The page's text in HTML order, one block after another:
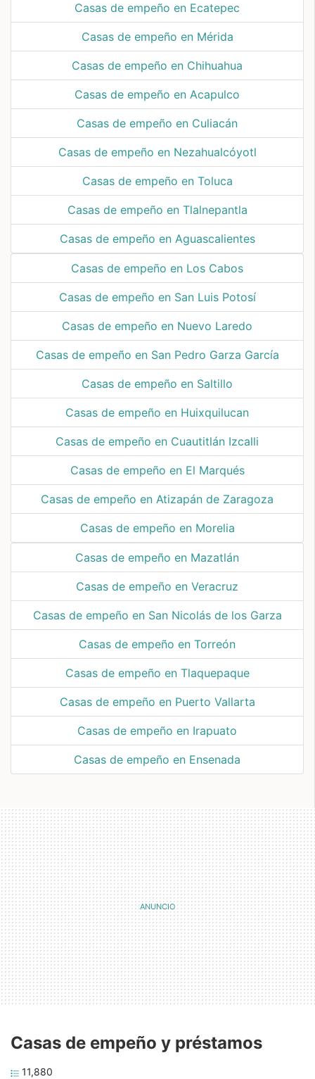
Casas de empeño en Ecatepec
Casas de empeño en Mérida
Casas de empeño en Chihuahua
Casas de empeño en Acapulco
Casas de empeño en Culiacán
Casas de empeño en Nezahualcóyotl
Casas de empeño en Toluca
Casas de empeño en Tlalnepantla
Casas de empeño en Aguascalientes
Casas de empeño en Los Cabos
Casas de empeño en San Luis Potosí
Casas de empeño en Nuevo Laredo
Casas de empeño en San Pedro Garza García
Casas de empeño en Saltillo
Casas de empeño en Huixquilucan
Casas de empeño en Cuautitlán Izcalli
Casas de empeño en El Marqués
Casas de empeño en Atizapán de Zaragoza
Casas de empeño en Morelia
Casas de empeño en Mazatlán
Casas de empeño en Veracruz
Casas de empeño en San Nicolás de los Garza
Casas de empeño en Torreón
Casas de empeño en Tlaquepaque
Casas de empeño en Puerto Vallarta
Casas de empeño en Irapuato
Casas de empeño en Ensenada
Casas de empeño y préstamos
11,880